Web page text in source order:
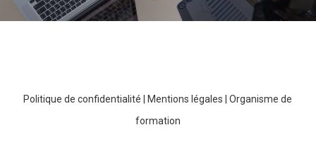
Politique de confidentialité Mentions légales |Organisme de
formation